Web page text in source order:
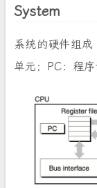
System
系统的硬件组成
单元；PC：程